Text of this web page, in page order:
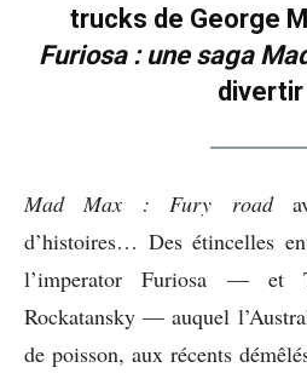
trucks de George
Furiosa : une saga
divertir
Mad Max : Fury road
d’histoires… Des étincelles
l’imperator Furiosa —
Rockatansky — auquel
de poisson, aux récents